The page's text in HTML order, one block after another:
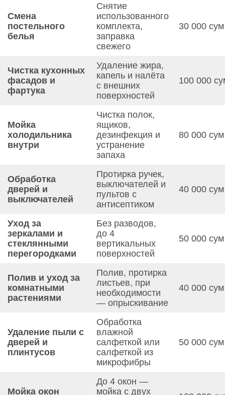
Смена
постельного
белья
Снятие
использованного
комплекта,
заправка
свежего
30 000 сум
Чистка кухонных
фасадов и
фартука
Удаление жира,
капель и налёта
с внешних
поверхностей
100 000
Мойка
холодильника
внутри
Чистка полок,
ящиков,
дезинфекция и
устранение
запаха
80 000 сум
Обработка
дверей и
выключателей
Протирка ручек,
выключателей и
пультов с
антисептиком
40 000 сум
Уход за
зеркалами и
стеклянными
перегородками
Без разводов,
до 4
вертикальных
поверхностей
50 000 сум
Полив и уход за
комнатными
растениями
Полив, протирка
листьев, при
необходимости
— опрыскивание
40 000 сум
Удаление пыли с
дверей и
плинтусов
Обработка
влажной
салфеткой или
салфеткой из
микрофибры
50 000 сум
Мойка окон
До 4 окон —
мойка с двух